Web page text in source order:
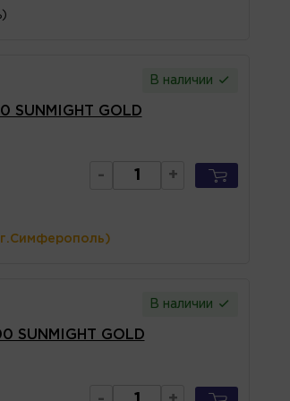
В наличии
SUNMIGHT GOLD
- +
В наличии
SUNMIGHT GOLD